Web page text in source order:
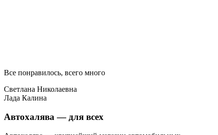
Все понравилось, всего много
Светлана Николаевна
Лада Калина
Автохалява — для всех